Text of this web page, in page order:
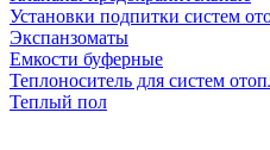
Установки подпитки систем
Экспанзоматы
Емкости буферные
Теплоноситель для систем
Теплый пол